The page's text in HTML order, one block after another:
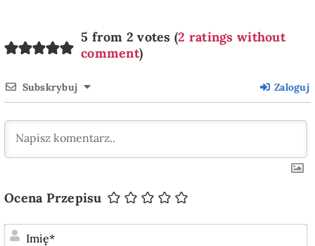
5 from 2 votes (2 ratings without
comment)
Subskrybuj Zaloguj
Ocena Przepisu